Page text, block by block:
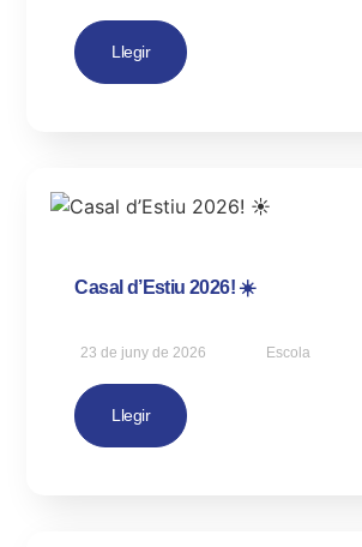
Llegir
Casal d’Estiu 2026! ☀️
23 de juny de 2026 Escola
Llegir